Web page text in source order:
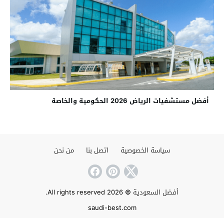
أفضل مستشفيات الرياض 2026 الحكومية والخاصة
سياسة الخصوصية اتصل بنا من نحن
أفضل السعودية © 2026 All rights reserved.
saudi-best.com